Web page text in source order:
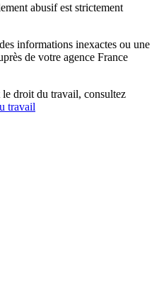
abusif est strictement
informations inexactes ou une
de votre agence France
le droit du travail, consultez
travail